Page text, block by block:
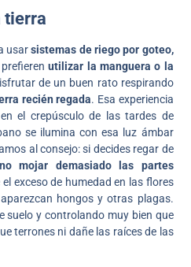
tierra
usarsistemas de riego por goteo,
prefierenutilizar la manguera o la
de un buen rato respirando
recién regada. Esa experiencia
el crepúsculo de las tardes de
se ilumina con esa luz ámbar
al consejo: si decides regar de
mojar demasiado las partes
el exceso de humedad en las flores
hongos y otras plagas.
suelo y controlando muy bien que
terrones ni dañe las raíces de las